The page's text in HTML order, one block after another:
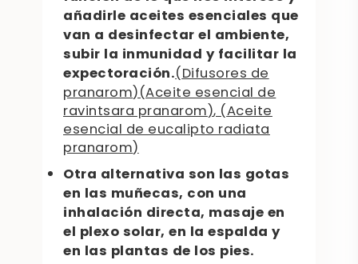
añadirle aceites esenciales que
van a desinfectar el ambiente,
subir la inmunidad y facilitar la
expectoración.(Difusores de
pranarom)(Aceite esencial de
ravintsara pranarom), (Aceite
esencial de eucalipto radiata
pranarom)
Otra alternativa son las gotas
en las muñecas, con una
inhalación directa, masaje en
el plexo solar, en la espalda y
en las plantas de los pies.